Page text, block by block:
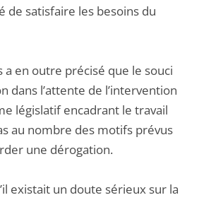
de satisfaire les besoins du
a en outre précisé que le souci
dans l’attente de l’intervention
législatif encadrant le travail
au nombre des motifs prévus
une dérogation.
existait un doute sérieux sur la